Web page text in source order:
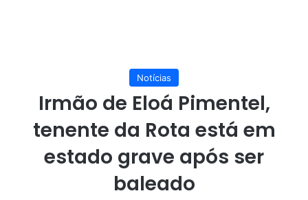
Notícias
Irmão de Eloá Pimentel,
tenente da Rota está em
estado grave após ser
baleado